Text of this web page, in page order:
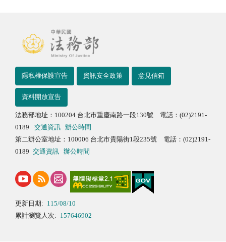
隱私權保護宣告 資訊安全政策 意見信箱
資料開放宣告
法務部地址：100204 台北市重慶南路一段130號 電話：(02)2191-
0189
交通資訊
辦公時間
第二辦公室地址：100006 台北市貴陽街1段235號 電話：(02)2191-
0189 交通資訊 辦公時間
更新日期: 115/08/10
累計瀏覽人次: 157646902